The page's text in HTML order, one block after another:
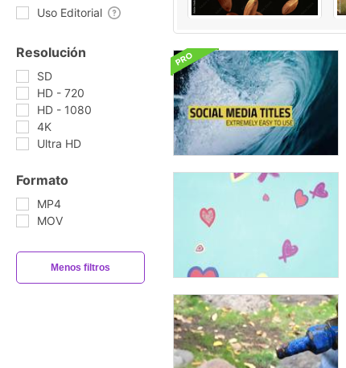
Uso Editorial
Resolución
SD
HD - 720
HD - 1080
4K
Ultra HD
Formato
MP4
MOV
Menos filtros